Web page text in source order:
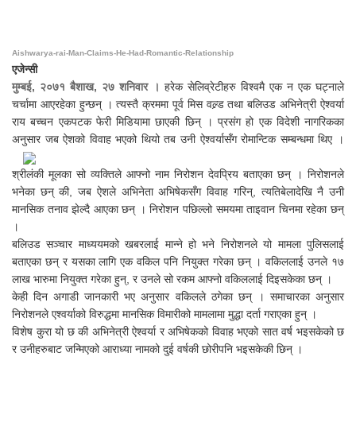
Aishwarya-rai-Man-Claims-He-Had-Romantic-Relationship
एजेन्सी
मुम्बई, २०७१ बैशाख, २७ शनिवार । हरेक सेलिव्रेटीहरु विश्वमै एक न एक घट्नाले
चर्चामा आएरहेका हुन्छन् । त्यस्तै क्रममा पूर्व मिस वल्र्ड तथा बलिउड अभिनेत्री ऐश्वर्या
राय बच्चन एकपटक फेरी मिडियामा छाएकी छिन् । प्रसंग हो एक विदेशी नागरिकका
अनुसार जब ऐशको विवाह भएको थियो तब उनी ऐश्वर्यासँग रोमान्टिक सम्बन्धमा थिए ।
श्रीलंकी मूलका सो व्यक्तिले आफ्नो नाम निरोशन देवप्रिय बताएका छन् । निरोशनले
भनेका छन् की, जब ऐशले अभिनेता अभिषेकसँग विवाह गरिन्, त्यतिबेलादेखि नै उनी
मानसिक तनाव झेल्दै आएका छन् । निरोशन पछिल्लो समयमा ताइवान चिनमा रहेका छन्
।
बलिउड सञ्चार माध्ययमको खबरलाई मान्ने हो भने निरोशनले यो मामला पुलिसलाई
बताएका छन् र यसका लागि एक वकिल पनि नियुक्त गरेका छन् । वकिललाई उनले १७
लाख भारुमा नियुक्त गरेका हुन्, र उनले सो रकम आफ्नो वकिललाई दिइसकेका छन् ।
केही दिन अगाडी जानकारी भए अनुसार वकिलले ठगेका छन् । समाचारका अनुसार
निरोशनले एश्वर्याको विरुद्धमा मानसिक विमारीको मामलामा मुद्धा दर्ता गराएका हुन् ।
विशेष कुरा यो छ की अभिनेत्री ऐश्वर्या र अभिषेकको विवाह भएको सात वर्ष भइसकेको छ
र उनीहरुबाट जन्मिएको आराध्या नामको दुई वर्षकी छोरीपनि भइसकेकी छिन् ।